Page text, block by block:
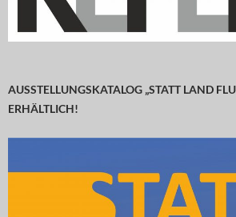
AUSSTELLUNGSKATALOG „STATT LAND
ERHÄLTLICH!